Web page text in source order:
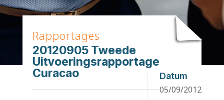
Rapportages
20120905 Tweede
Uitvoeringsrapportage
Curacao
Datum
05/09/2012